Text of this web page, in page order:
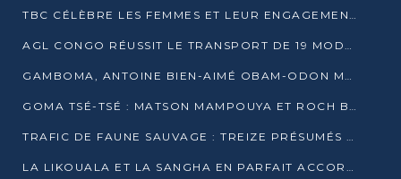
TBC CÉLÈBRE LES FEMMES ET LEUR ENGAGEMENT À L’OCCASION DU 8 MARS
AGL CONGO RÉUSSIT LE TRANSPORT DE 19 MODULES HORS GABARIT ENTRE POINTE-NOIRE ET BRAZZAVILLE
GAMBOMA, ANTOINE BIEN-AIMÉ OBAM-ODON MOBILISE LES 32 148 ÉLECTEURS EN FAVEUR DE DENIS SASSOU NGUESSO
GOMA TSÉ-TSÉ : MATSON MAMPOUYA ET ROCH BREDIN BISSALA NKOUNKOU EN CAMPAGNE DE PROXIMITÉ
TRAFIC DE FAUNE SAUVAGE : TREIZE PRÉSUMÉS TRAFIQUANTS INTERPELLÉS AU CONGO EN 2025
LA LIKOUALA ET LA SANGHA EN PARFAIT ACCORD AVEC LE PROJET DE SOCIÉTÉ DU CANDIDAT DENIS SASSOU-N’GUESSO